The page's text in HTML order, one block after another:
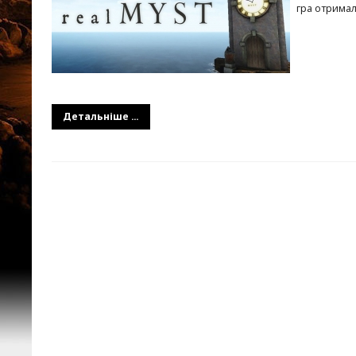
гра
Детальніше ...